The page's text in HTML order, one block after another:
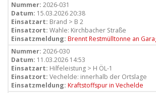
Nummer: 2026-031
Datum: 15.03.2026 20:38
Einsatzart: Brand > B 2
Einsatzort: Wahle: Kirchbacher Straße
Einsatzmeldung: Brennt Restmülltonne an
Nummer: 2026-030
Datum: 11.03.2026 14:53
Einsatzart: Hilfeleistung > H ÖL-1
Einsatzort: Vechelde: innerhalb der Ortslage
Einsatzmeldung: Kraftstoffspur in Vechelde